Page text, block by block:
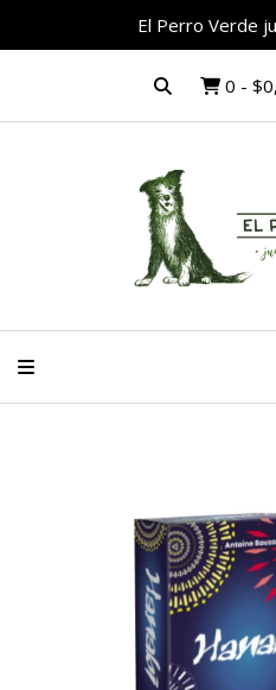
El Perro Verde
0 -